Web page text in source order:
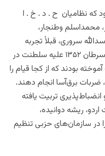
که نظامیان ح . د . خ . ا
محمداسلم وطنجار،
سروری، قبلاً تجربه
کودتا و غضب قدرت را در کودتای ۲۶ سرطان ۱۳۵۲ علیه سلطنت در
بودند که از کجا قیام را
ضربات برق‌آسا انجام دهند.
تربیت یافته
ریشه دوانیده،
در سازمان‌های حزبی تنظیم